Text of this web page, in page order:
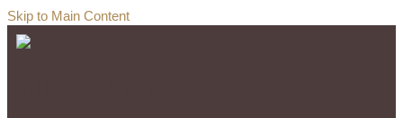
Skip to Main Content